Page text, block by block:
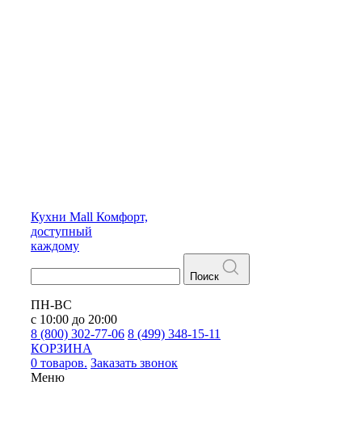
Кухни Mall Комфорт,
доступный
каждому
Поиск
ПН-ВС
с 10:00 до 20:00
8 (800) 302-77-06 8 (499) 348-15-11
КОРЗИНА
0 товаров. Заказать звонок
Меню